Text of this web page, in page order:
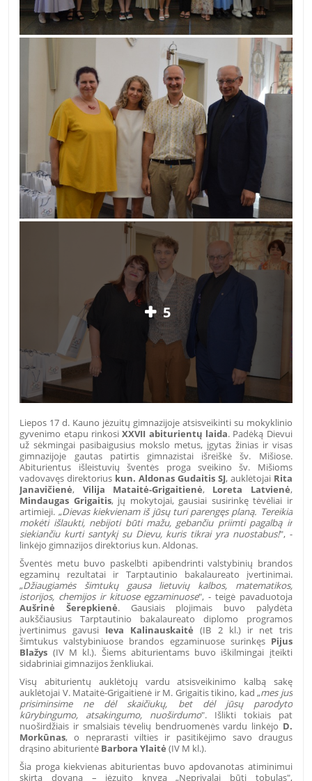
5
Liepos 17 d. Kauno jėzuitų gimnazijoje atsisveikinti su mokyklinio
gyvenimo etapu rinkosiXXVII abiturientų laida. Padėką Dievui
už sėkmingai pasibaigusius mokslo metus, įgytas žinias ir visas
gimnazijoje gautas patirtis gimnazistai išreiškė šv. Mišiose.
Abiturientus išleistuvių šventės proga sveikino šv. Mišioms
vadovavęs direktorius kun. Aldonas Gudaitis SJ, auklėtojai Rita
Janavičienė, Vilija Mataitė-Grigaitienė, Loreta Latvienė,
Mindaugas Grigaitis, jų mokytojai, gausiai susirinkę tėvėliai ir
artimieji. „Dievas kiekvienam iš jūsų turi parengęs planą. Tereikia
mokėti išlaukti, nebijoti būti mažu, gebančiu priimti pagalbą ir
siekiančiu kurti santykį su Dievu, kuris tikrai yra nuostabus!", -
linkėjo gimnazijos direktorius kun. Aldonas.
Šventės metu buvo paskelbti apibendrinti valstybinių brandos
egzaminų rezultatai ir Tarptautinio bakalaureato įvertinimai.
„Džiaugiamės šimtukų gausa lietuvių kalbos, matematikos,
istorijos, chemijos ir kituose egzaminuose", - teigė pavaduotoja
Aušrinė Šerepkienė. Gausiais plojimais buvo palydėta
aukščiausius Tarptautinio bakalaureato diplomo programos
įvertinimus gavusi Ieva Kalinauskaitė(IB 2 kl.) ir net tris
šimtukus valstybiniuose brandos egzaminuose surinkęs Pijus
Blažys (IV M kl.). Šiems abiturientams buvo iškilmingai įteikti
sidabriniai gimnazijos ženkliukai.
Visų abiturientų auklėtojų vardu atsisveikinimo kalbą sakę
auklėtojai V. Mataitė-Grigaitienė ir M. Grigaitis tikino, kad „mes jus
prisiminsime ne dėl skaičiukų, bet dėl jūsų parodyto
kūrybingumo, atsakingumo, nuoširdumo". Išlikti tokiais pat
nuoširdžiais ir smalsiais tėvelių bendruomenės vardu linkėjo D.
Morkūnas, o neprarasti vilties ir pasitikėjimo savo draugus
drąsino abiturientė Barbora Ylaitė(IV M kl.).
Šia proga kiekvienas abiturientas buvo apdovanotas atiminimui
skirta dovana – jėzuito knyga „Neprivalai būti tobulas",